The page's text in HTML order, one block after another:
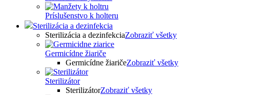
Príslušenstvo k holteru
Sterilizácia a dezinfekcia
Sterilizácia a dezinfekciaZobraziť všetky
Germicídne žiariče
Germicídne žiaričeZobraziť všetky
Sterilizátor
SterilizátorZobraziť všetky